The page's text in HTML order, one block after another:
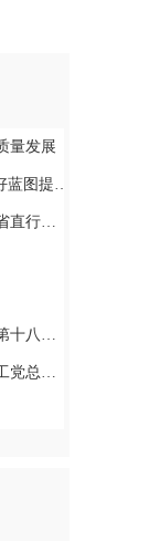
量发展
法治保障
职评议会议
体会议
表彰大会